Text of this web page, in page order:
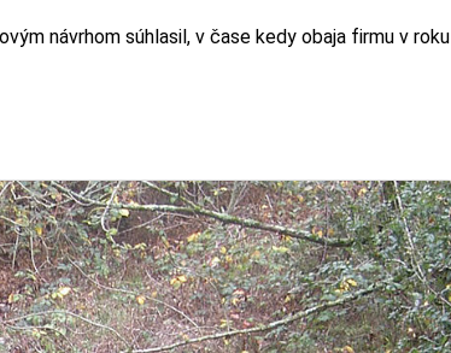
návrhom súhlasil, v čase kedy obaja firmu v roku